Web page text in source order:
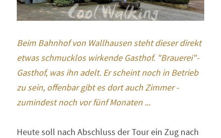
Beim Bahnhof von Wallhausen steht dieser direkt
etwas schmucklos wirkende Gasthof. "Brauerei"-
Gasthof, was ihn adelt. Er scheint noch in Betrieb
zu sein, offenbar gibt es dort auch Zimmer -
zumindest noch vor fünf Monaten ...
Heute soll nach Abschluss der Tour ein Zug nach